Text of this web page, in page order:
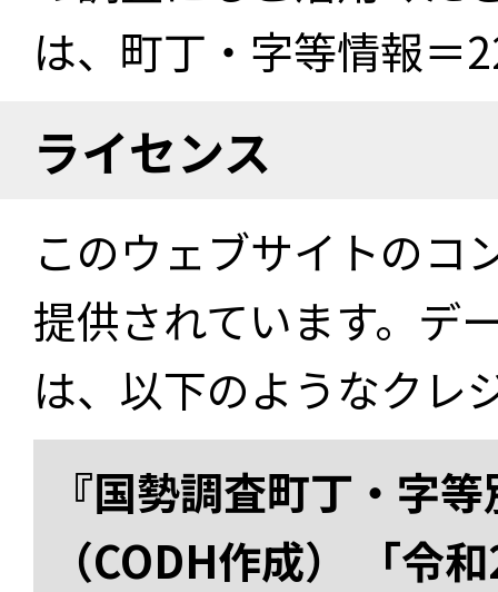
は、町丁・字等情報＝
ライセンス
このウェブサイトのコ
提供されています。デ
は、以下のようなクレ
『国勢調査町丁・字
（CODH作成） 「令